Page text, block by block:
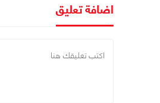
اضافة تعليق